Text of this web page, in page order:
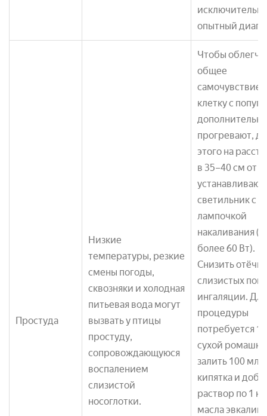
исключительно
опытный
Простуда
Низкие
температуры, резкие
смены погоды,
сквозняки и холодная
питьевая вода могут
вызвать у птицы
простуду,
сопровождающуюся
воспалением
слизистой
носоглотки.
Чтобы
общее
самочувствие,
клетку с
дополнительно
прогревают,
этого на
в 35–40 см от
устанавливают
светильник с
лампочкой
накаливания
более 60 Вт).
Снизить
слизистых
ингаляции. Для
процедуры
потребуется 1
сухой ромашки
залить 100 мл
кипятка и
раствор по 1
масла